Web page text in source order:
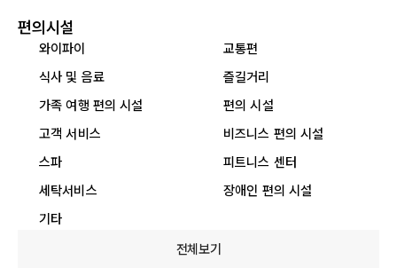
편의시설
와이파이
교통편
식사 및 음료
즐길거리
가족 여행 편의 시설
편의 시설
고객 서비스
비즈니스 편의 시설
스파
피트니스 센터
세탁서비스
장애인 편의 시설
기타
전체보기